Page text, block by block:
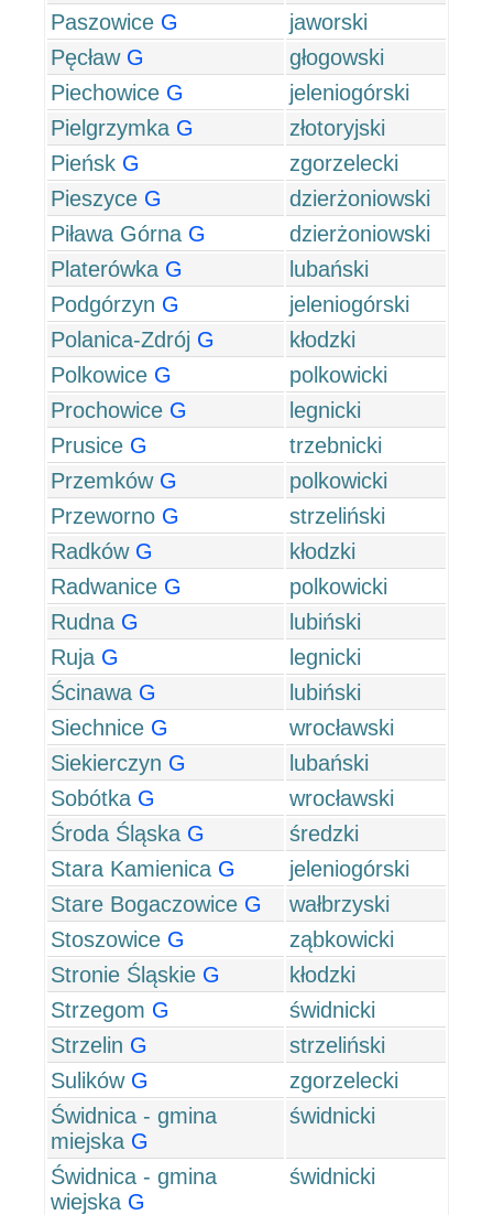
Paszowice G
jaworski
Pęcław G
głogowski
Piechowice G
jeleniogórski
Pielgrzymka G
złotoryjski
Pieńsk G
zgorzelecki
Pieszyce G
dzierżoniowski
Piława Górna G
dzierżoniowski
Platerówka G
lubański
Podgórzyn G
jeleniogórski
Polanica-Zdrój G
kłodzki
Polkowice G
polkowicki
Prochowice G
legnicki
Prusice G
trzebnicki
Przemków G
polkowicki
Przeworno G
strzeliński
Radków G
kłodzki
Radwanice G
polkowicki
Rudna G
lubiński
Ruja G
legnicki
Ścinawa G
lubiński
Siechnice G
wrocławski
Siekierczyn G
lubański
Sobótka G
wrocławski
Środa Śląska G
średzki
Stara Kamienica G
jeleniogórski
Stare Bogaczowice G
wałbrzyski
Stoszowice G
ząbkowicki
Stronie Śląskie G
kłodzki
Strzegom G
świdnicki
Strzelin G
strzeliński
Sulików G
zgorzelecki
Świdnica - gmina
miejska G
świdnicki
Świdnica - gmina
wiejska G
świdnicki